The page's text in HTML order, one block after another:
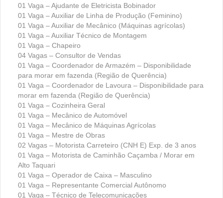
01 Vaga – Ajudante de Eletricista Bobinador
01 Vaga – Auxiliar de Linha de Produção (Feminino)
01 Vaga – Auxiliar de Mecânico (Máquinas agrícolas)
01 Vaga – Auxiliar Técnico de Montagem
01 Vaga – Chapeiro
04 Vagas – Consultor de Vendas
01 Vaga – Coordenador de Armazém – Disponibilidade
para morar em fazenda (Região de Querência)
01 Vaga – Coordenador de Lavoura – Disponibilidade para
morar em fazenda (Região de Querência)
01 Vaga – Cozinheira Geral
01 Vaga – Mecânico de Automóvel
01 Vaga – Mecânico de Máquinas Agrícolas
01 Vaga – Mestre de Obras
02 Vagas – Motorista Carreteiro (CNH E) Exp. de 3 anos
01 Vaga – Motorista de Caminhão Caçamba / Morar em
Alto Taquari
01 Vaga – Operador de Caixa – Masculino
01 Vaga – Representante Comercial Autônomo
01 Vaga – Técnico de Telecomunicações